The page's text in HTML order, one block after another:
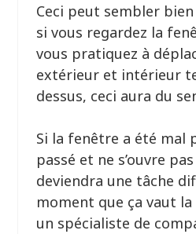
Ceci peut sembler
si vous regardez la
vous pratiquez à
extérieur et intérieur
dessus, ceci aura du
Si la fenêtre a été mal
passé et ne s’ouvre
deviendra une tâche
moment que ça vaut
un spécialiste de